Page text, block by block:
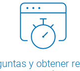
y obtener